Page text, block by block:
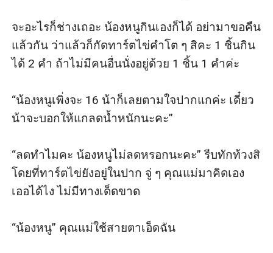
จะอะไรก็ช่างเถอะ น้องหนูกินเองก็ได้ อย่ามาขอคืน
แล้วกัน ว่าแล้วก็กัดทาร์ตไข่คำโต ๆ สิคะ 1 ชิ้นกิน
ได้ 2 คำ ถ้าไม่มีคนอื่นนั่งอยู่ด้วย 1 ชิ้น 1 คำค่ะ
“น้องหนูเพิ่งจะ 16 น้าก็เลยตามใจปากแกค่ะ เดี๋ยว
น้าจะบอกให้แกลดน้ำหนักนะคะ”
“ลดทำไมคะ น้องหนูไม่ลดหรอกนะคะ” รีบทักท้วงสิ
โดยที่ทาร์ตไข่ยังอยู่ในปาก จู่ ๆ คุณแม่มาคิดเอง
เออได้ไง ไม่มีทางเด็ดขาด
“น้องหนู” คุณแม่ใช้สายตาเอ็ดฉัน